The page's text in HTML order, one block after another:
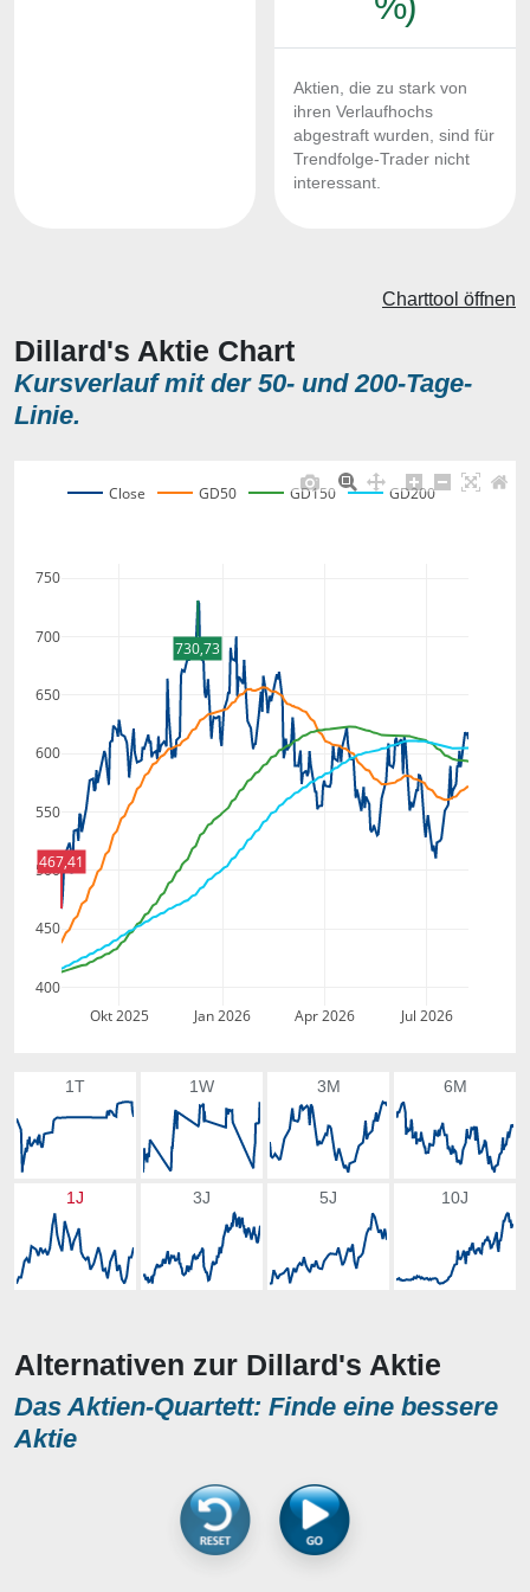
Aktien, die zu stark von
ihren Verlaufhochs
abgestraft wurden, sind für
Trendfolge-Trader nicht
interessant.
Dillard's Aktie Chart
Kursverlauf mit der 50- und 200-Tage-
Linie.
Charttool öffnen
Okt 2025 Jan 2026 Apr 2026 Jul 2026
400
450
500
550
600
650
700
750
Close GD50 GD150 GD200
730,73
467,41
1T 1W 3M 6M
1J 3J 5J 10J
Alternativen zur Dillard's Aktie
Das Aktien-Quartett: Finde eine bessere
Aktie